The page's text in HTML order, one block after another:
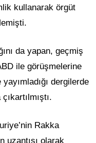
kullanarak örgüt
da yapan, geçmiş
ile görüşmelerine
yayımladığı dergilerde
Rakka
uzantısı olarak